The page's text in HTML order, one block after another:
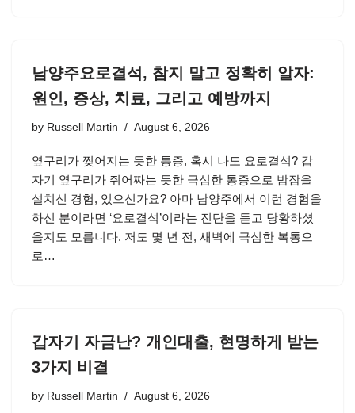
남양주요로결석, 참지 말고 정확히 알자:
원인, 증상, 치료, 그리고 예방까지
by Russell Martin August 6, 2026
옆구리가 찢어지는 듯한 통증, 혹시 나도 요로결석? 갑
자기 옆구리가 쥐어짜는 듯한 극심한 통증으로 밤잠을
설치신 경험, 있으신가요? 아마 남양주에서 이런 경험을
하신 분이라면 ‘요로결석’이라는 진단을 듣고 당황하셨
을지도 모릅니다. 저도 몇 년 전, 새벽에 극심한 복통으
로…
갑자기 자금난? 개인대출, 현명하게 받는
3가지 비결
by Russell Martin August 6, 2026